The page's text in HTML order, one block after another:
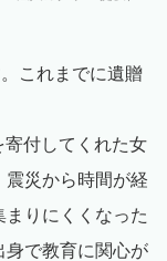
これまでに遺贈
付してくれた女
災から時間が経
りにくくなった
身で教育に関心が